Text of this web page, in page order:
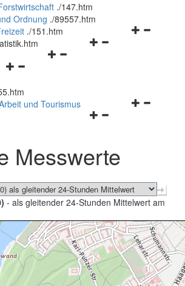
./147.htm
Ordnung ./89557.htm
Navigationsmenü
./151.htm
Navigationsmenü
Navigationsmenü
und
schließen
Navigationsmenü
schließen
und Tourismus
Messwerte
- als gleitender 24-Stunden Mittelwert am